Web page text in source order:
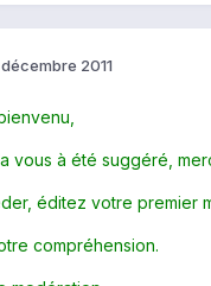
2011
vous à été suggéré,
éditez votre premier
compréhension.